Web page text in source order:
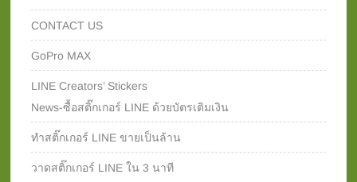
CONTACT US
GoPro MAX
LINE Creators’ Stickers
News-ซื้อสติ๊กเกอร์ LINE ด้วยบัตรเติมเงิน
ทำสติ๊กเกอร์ LINE ขายเป็นล้าน
วาดสติ๊กเกอร์ LINE ใน 3 นาที